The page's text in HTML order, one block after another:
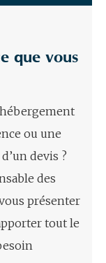
que vous
ou une
devis ?
des
présenter
tout le